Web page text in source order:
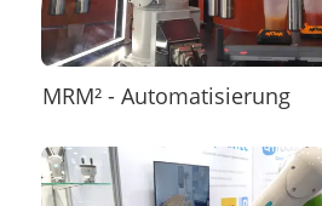
MRM² - Automatisierung